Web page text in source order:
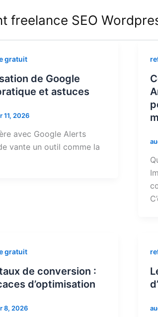
freelance SEO
gratuit
de Google
et astuces
11, 2026
avec Google Alerts
vante un outil comme la
gratuit
de conversion :
d’optimisation
8, 2026